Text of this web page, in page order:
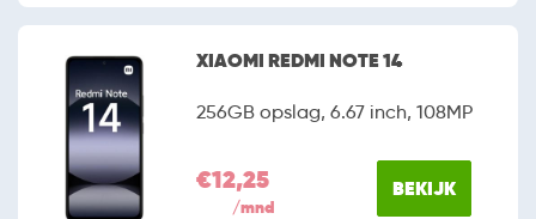
XIAOMI REDMI NOTE 14
256GB opslag, 6.67 inch, 108MP
€12,25
/mnd
BEKIJK